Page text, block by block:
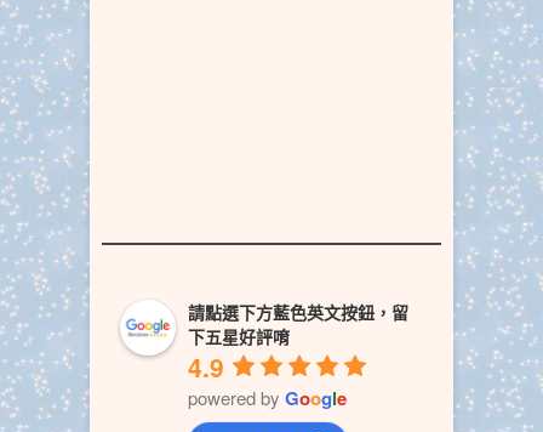
請點選下方藍色英文按鈕，留
下五星好評唷
4.9
powered by Google